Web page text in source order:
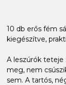
10 db erős fém
kiegészítve,
A leszúrók teteje
meg, nem
sem. A tartós,